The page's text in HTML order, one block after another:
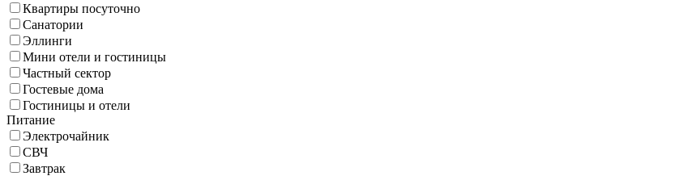
Квартиры посуточно
Санатории
Эллинги
Мини отели и гостиницы
Частный сектор
Гостевые дома
Гостиницы и отели
Питание
Электрочайник
СВЧ
Завтрак